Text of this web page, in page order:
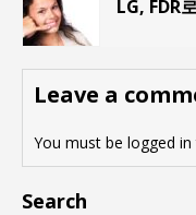
LG, FDR
Leave a
You must be logged in
Search